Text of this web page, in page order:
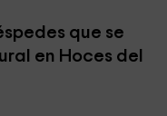
que se
en Hoces del